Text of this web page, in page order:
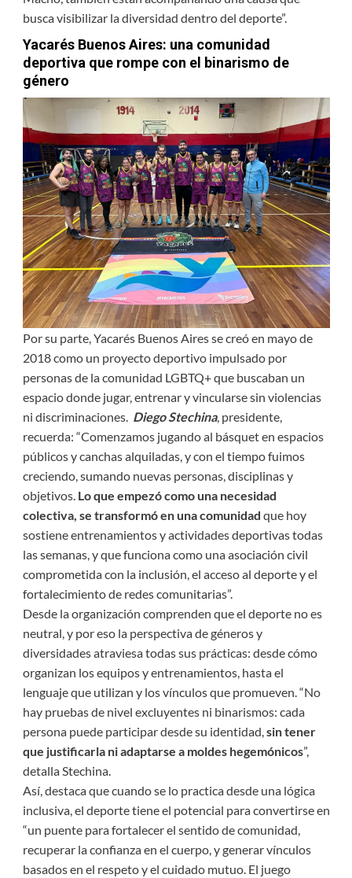
busca visibilizar la diversidad dentro del deporte”.
Yacarés Buenos Aires: una comunidad
deportiva que rompe con el binarismo de
género
Por su parte, Yacarés Buenos Aires se creó en mayo de
2018 como un proyecto deportivo impulsado por
personas de la comunidad LGBTQ+ que buscaban un
espacio donde jugar, entrenar y vincularse sin violencias
ni discriminaciones. Diego Stechina, presidente,
recuerda: “Comenzamos jugando al básquet en espacios
públicos y canchas alquiladas, y con el tiempo fuimos
creciendo, sumando nuevas personas, disciplinas y
objetivos. Lo que empezó como una necesidad
colectiva, se transformó en una comunidad que hoy
sostiene entrenamientos y actividades deportivas todas
las semanas, y que funciona como una asociación civil
comprometida con la inclusión, el acceso al deporte y el
fortalecimiento de redes comunitarias”.
Desde la organización comprenden que el deporte no es
neutral, y por eso la perspectiva de géneros y
diversidades atraviesa todas sus prácticas: desde cómo
organizan los equipos y entrenamientos, hasta el
lenguaje que utilizan y los vínculos que promueven. “No
hay pruebas de nivel excluyentes ni binarismos: cada
persona puede participar desde su identidad,sin tener
que justificarla ni adaptarse a moldes hegemónicos”,
detalla Stechina.
Así, destaca que cuando se lo practica desde una lógica
inclusiva, el deporte tiene el potencial para convertirse en
“un puente para fortalecer el sentido de comunidad,
recuperar la confianza en el cuerpo, y generar vínculos
basados en el respeto y el cuidado mutuo. El juego